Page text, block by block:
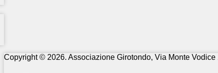
Copyright © 2026. Associazione Girotondo, Via Monte Vodice